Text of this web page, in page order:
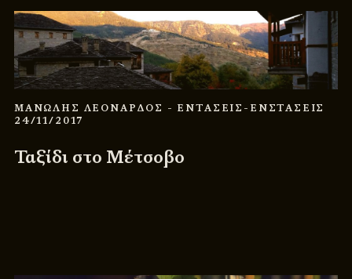
ΜΑΝΩΛΗΣ ΛΕΟΝΑΡΔΟΣ - ΕΝΤΑΣΕΙΣ-ΕΝΣΤΑΣΕΙΣ
24/11/2017
Ταξίδι στο Μέτσοβο